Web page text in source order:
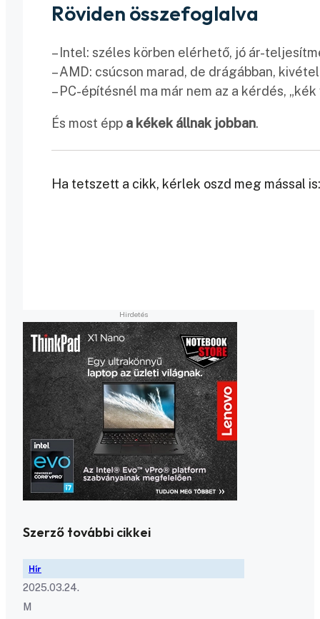
Röviden összefoglalva
– Intel: széles körben elérhető, jó ár-
– AMD: csúcson marad, de drágábban,
– PC-építésnél ma már nem az a kérdés,
És most épp a kékek állnak jobban.
Ha tetszett a cikk, kérlek oszd meg mással is:
Szerző további cikkei
Hír
2025.03.24.
M